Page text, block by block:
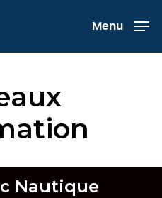
Menu
Nautique